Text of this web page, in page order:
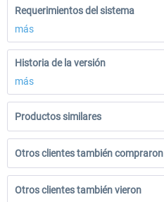
Requerimientos del sistema
más
Historia de la versión
más
Productos similares
Otros clientes también compraron
Otros clientes también vieron